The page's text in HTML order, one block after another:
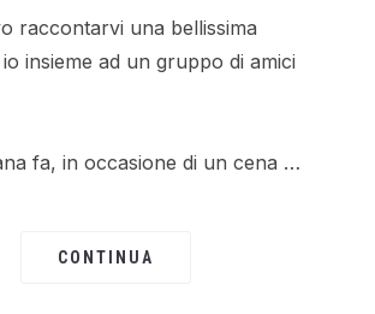
raccontarvi una bellissima
insieme ad un gruppo di amici
fa, in occasione di un cena …
CONTINUA